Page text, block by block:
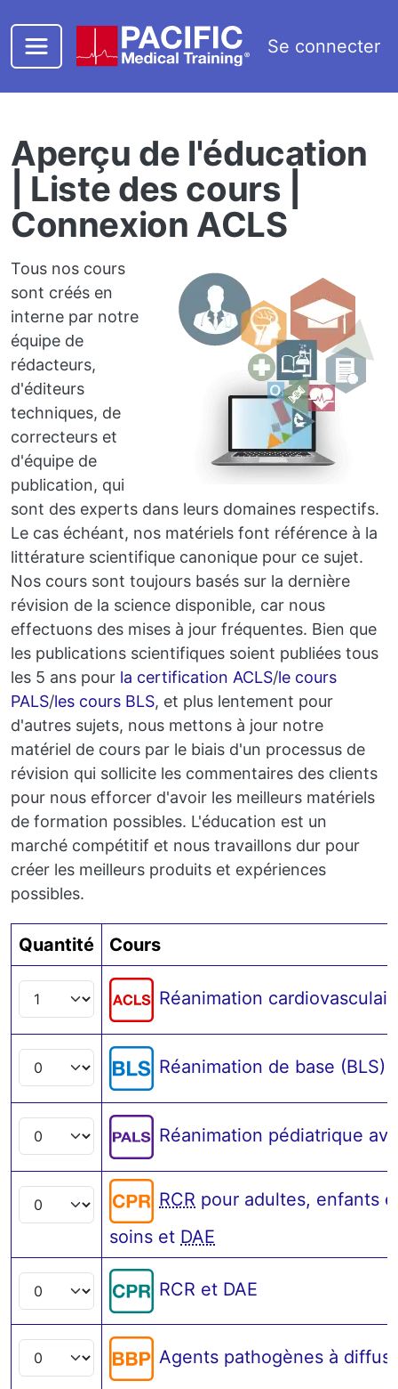
Se connecter
Aperçu de l'éducation
| Liste des cours |
Connexion ACLS
Tous nos cours
sont créés en
interne par notre
équipe de
rédacteurs,
d'éditeurs
techniques, de
correcteurs et
d'équipe de
publication, qui
sont des experts dans leurs domaines respectifs.
Le cas échéant, nos matériels font référence à la
littérature scientifique canonique pour ce sujet.
Nos cours sont toujours basés sur la dernière
révision de la science disponible, car nous
effectuons des mises à jour fréquentes. Bien que
les publications scientifiques soient publiées tous
les 5 ans pour la certification ACLS/le cours
PALS/les cours BLS, et plus lentement pour
d'autres sujets, nous mettons à jour notre
matériel de cours par le biais d'un processus de
révision qui sollicite les commentaires des clients
pour nous efforcer d'avoir les meilleurs matériels
de formation possibles. L'éducation est un
marché compétitif et nous travaillons dur pour
créer les meilleurs produits et expériences
possibles.
Quantité Cours
Réanimation
Réanimation de base (BLS)
Réanimation pédiatrique
RCR pour adultes, enfants
soins et DAE
RCR et DAE
Agents pathogènes à